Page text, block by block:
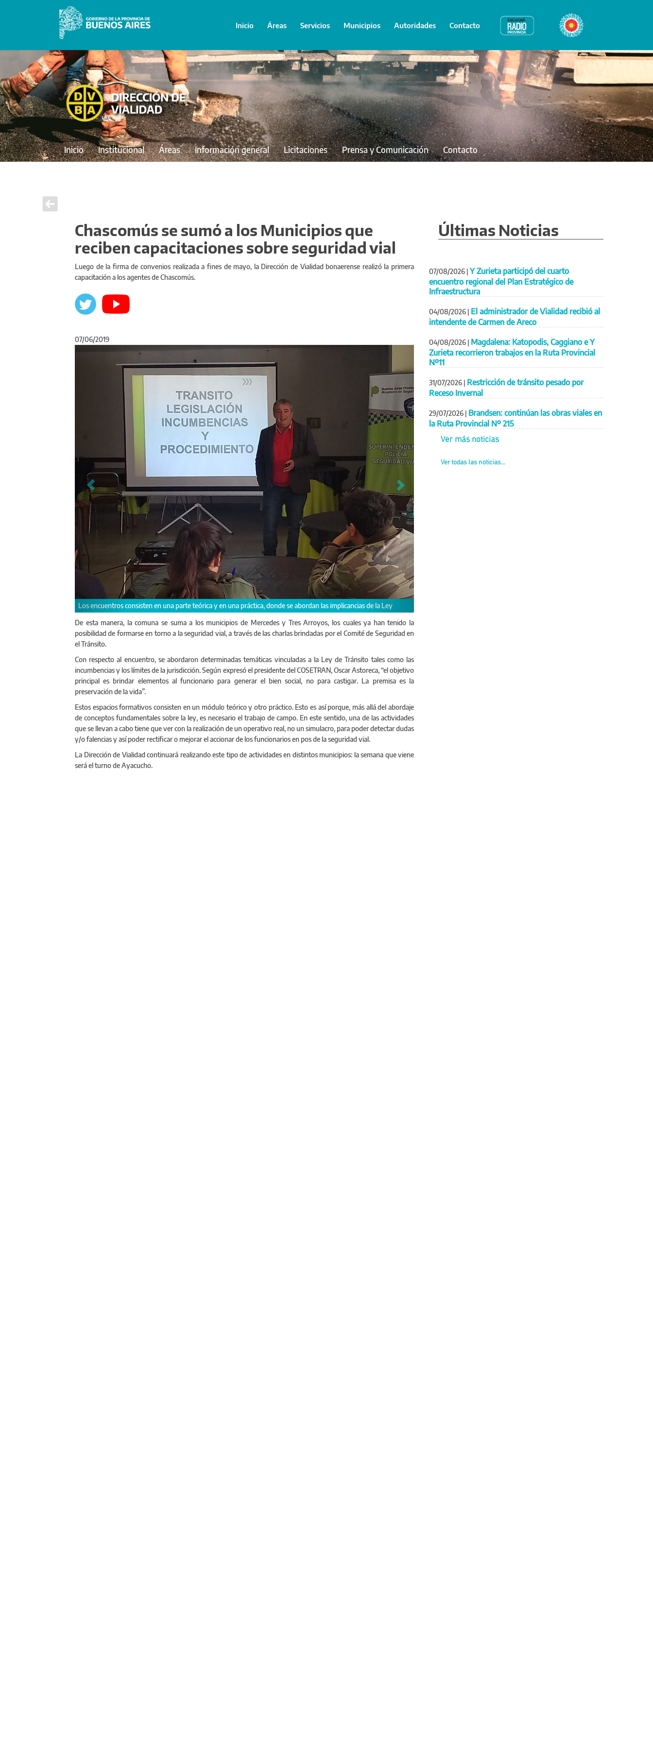
Inicio Áreas Servicios Municipios Autoridades Contacto Radio Provincia Bicentenario
Inicio Institucional Áreas Información general Licitaciones Prensa y Comunicación Contacto
Chascomús se sumó a los Municipios que
reciben capacitaciones sobre seguridad vial
Luego de la firma de convenios realizada a fines de mayo, la Dirección de Vialidad bonaerense realizó la primera
capacitación a los agentes de Chascomús.
07/06/2019
una práctica, donde se abordan las implicancias de la Ley
El presidente del Cosetran, Oscar Astoreca, junto al Intendente de Chascomús, Javier Gastón.
Anterior Siguiente
De esta manera, la comuna se suma a los municipios de Mercedes y Tres Arroyos, los cuales ya han tenido la
posibilidad de formarse en torno a la seguridad vial, a través de las charlas brindadas por el Comité de Seguridad en
el Tránsito.
Con respecto al encuentro, se abordaron determinadas temáticas vinculadas a la Ley de Tránsito tales como las
incumbencias y los límites de la jurisdicción. Según expresó el presidente del COSETRAN, Oscar Astoreca, “el objetivo
principal es brindar elementos al funcionario para generar el bien social, no para castigar. La premisa es la
preservación de la vida”.
Estos espacios formativos consisten en un módulo teórico y otro práctico. Esto es así porque, más allá del abordaje
de conceptos fundamentales sobre la ley, es necesario el trabajo de campo. En este sentido, una de las actividades
que se llevan a cabo tiene que ver con la realización de un operativo real, no un simulacro, para poder detectar dudas
y/o falencias y así poder rectificar o mejorar el accionar de los funcionarios en pos de la seguridad vial.
La Dirección de Vialidad continuará realizando este tipo de actividades en distintos municipios: la semana que viene
será el turno de Ayacucho.
Últimas Noticias
07/08/2026 | Y Zurieta participó del cuarto
encuentro regional del Plan Estratégico de
Infraestructura
04/08/2026 | El administrador de Vialidad recibió al
intendente de Carmen de Areco
04/08/2026 | Magdalena: Katopodis, Caggiano e Y
Zurieta recorrieron trabajos en la Ruta Provincial
Nº11
31/07/2026 | Restricción de tránsito pesado por
Receso Invernal
29/07/2026 | Brandsen: continúan las obras viales en
la Ruta Provincial Nº 215
Ver más noticias
Ver todas las noticias...